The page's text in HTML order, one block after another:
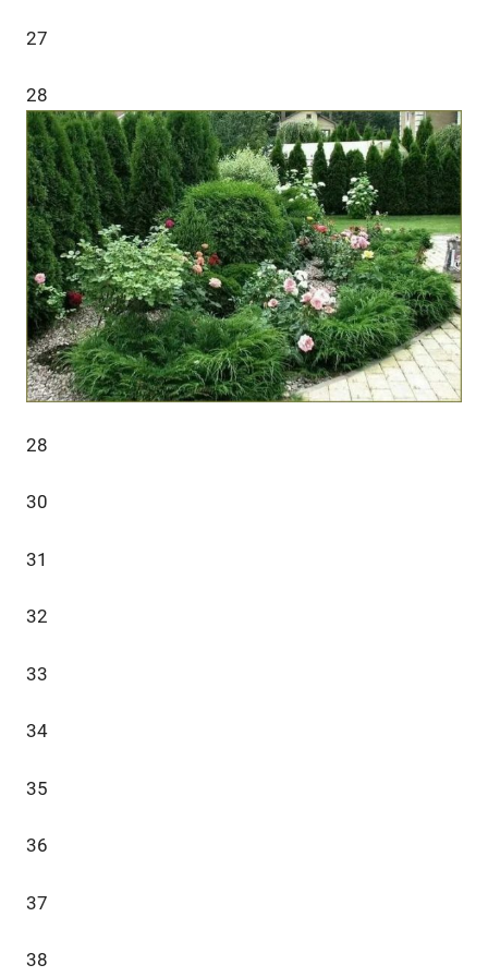
27
28
28
30
31
32
33
34
35
36
37
38